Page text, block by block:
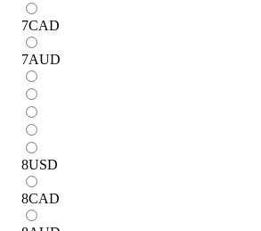
7CAD
7AUD
8USD
8CAD